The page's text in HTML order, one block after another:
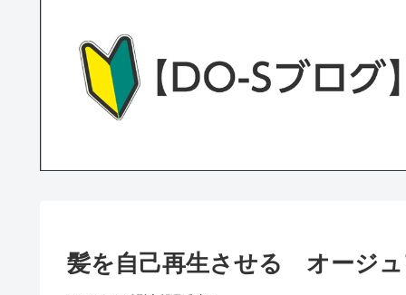
髪を自己再生させる オージ